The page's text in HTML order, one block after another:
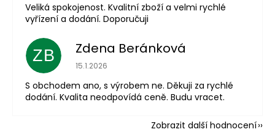
Veliká spokojenost. Kvalitní zboží a velmi rychlé
vyřízení a dodání. Doporučuji
ZB Zdena Beránková
Hodnocení obchodu je 1 z 5 hvězdiček.
15.1.2026
S obchodem ano, s výrobem ne. Děkuji za rychlé
dodání. Kvalita neodpovídá ceně. Budu vracet.
Zobrazit další hodnocení